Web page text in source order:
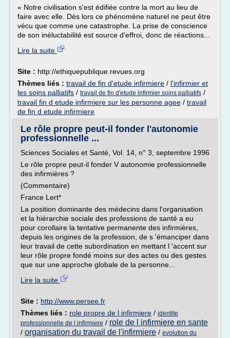
« Notre civilisation s'est édifiée contre la mort au lieu de
faire avec elle. Dès lors ce phénomène naturel ne peut être
vécu que comme une catastrophe. La prise de conscience
de son inéluctabilité est source d'effroi, donc de réactions...
Lire la suite
Site : http://ethiquepublique.revues.org
Thèmes liés : travail de fin d'etude infirmiere / l'infirmier et
les soins palliatifs / travail de fin d'etude infirmier soins palliatifs /
travail fin d etude infirmiere sur les personne agee / travail
de fin d etude infirmiere
Le rôle propre peut-il fonder l'autonomie
professionnelle ...
Sciences Sociales et Santé, Vol. 14, n° 3, septembre 1996
Le rôle propre peut-il fonder V autonomie professionnelle
des infirmières ?
(Commentaire)
France Lert*
La position dominante des médecins dans l'organisation
et la hiérarchie sociale des professions de santé a eu
pour corollaire la tentative permanente des infirmières,
depuis les origines de la profession, de s 'émanciper dans
leur travail de cette subordination en mettant l 'accent sur
leur rôle propre fondé moins sur des actes ou des gestes
que sur une approche globale de la personne...
Lire la suite
Site : http://www.persee.fr
Thèmes liés : role propre de l infirmiere / identite
professionnelle de l infirmiere / role de l infirmiere en sante
/ organisation du travail de l'infirmiere / evolution du